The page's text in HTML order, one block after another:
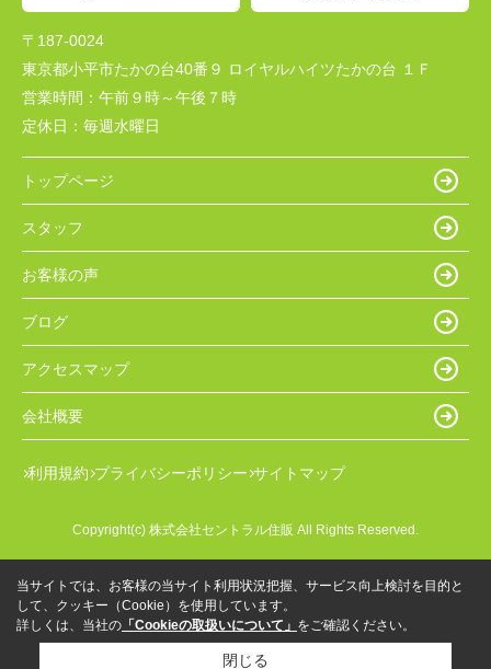
〒187-0024
東京都小平市たかの台40番９ ロイヤルハイツたかの台 １Ｆ
営業時間： 午前９時～午後７時
定休日： 毎週水曜日
トップページ
スタッフ
お客様の声
ブログ
アクセスマップ
会社概要
利用規約 プライバシーポリシー サイトマップ
Copyright(c) 株式会社セントラル住販 All Rights Reserved.
当サイトでは、お客様の当サイト利用状況把握、サービス向上検討を目的と
して、クッキー（Cookie）を使用しています。
詳しくは、当社の 「Cookieの取扱いについて」 をご確認ください。
閉じる